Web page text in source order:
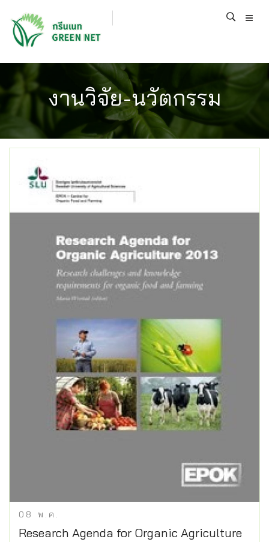
งานวิจัย-นวัตกรรม
08 พ.ค.
Research Agenda for Organic Agriculture